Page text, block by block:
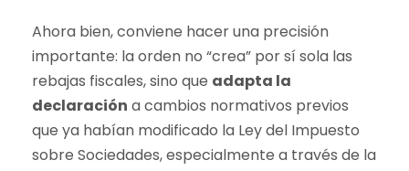
Ahora bien, conviene hacer una precisión
importante: la orden no “crea” por sí sola las
rebajas fiscales, sino que adapta la
declaración a cambios normativos previos
que ya habían modificado la Ley del Impuesto
sobre Sociedades, especialmente a través de la